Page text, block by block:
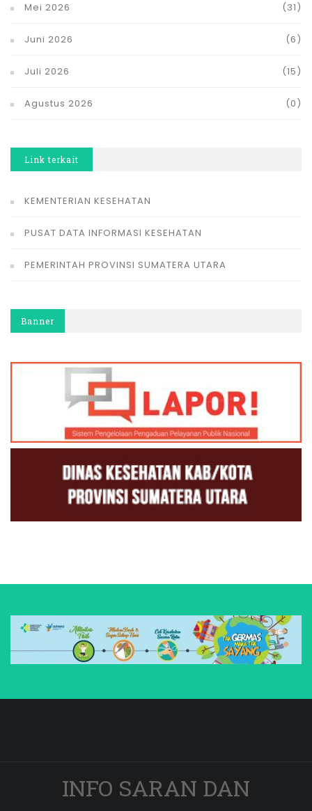
Mei 2026 (31)
Juni 2026 (6)
Juli 2026 (15)
Agustus 2026 (0)
Link terkait
KEMENTERIAN KESEHATAN
PUSAT DATA INFORMASI KESEHATAN
PEMERINTAH PROVINSI SUMATERA UTARA
Banner
INFO SARAN DAN